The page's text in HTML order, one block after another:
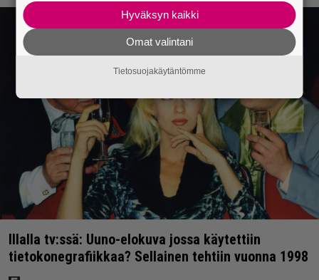
Illalla tv:ssä: Uuno-elokuva jossa käytettiin
tietokonegrafiikkaa? Sellainen tehtiin vuonna 1998
Hyväksyn kaikki
Omat valintani
Tietosuojakäytäntömme